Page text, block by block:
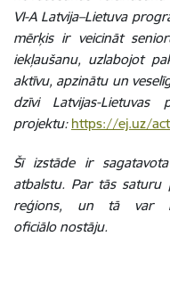
VI-A Latvija–Lietuva
mērķis ir veicināt
iekļaušanu, uzlabojot
aktīvu, apzinātu un
dzīvi Latvijas-
projektu: https://ej.uz/
Šī izstāde ir
atbalstu. Par tās saturu
reģions, un tā var
oficiālo nostāju.